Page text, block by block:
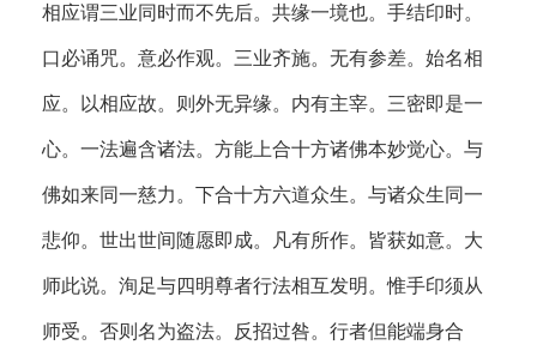
相应谓三业同时而不先后。共缘一境也。手结印时。
口必诵咒。意必作观。三业齐施。无有参差。始名相
应。以相应故。则外无异缘。内有主宰。三密即是一
心。一法遍含诸法。方能上合十方诸佛本妙觉心。与
佛如来同一慈力。下合十方六道众生。与诸众生同一
悲仰。世出世间随愿即成。凡有所作。皆获如意。大
师此说。洵足与四明尊者行法相互发明。惟手印须从
师受。否则名为盗法。反招过咎。行者但能端身合